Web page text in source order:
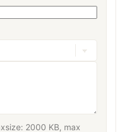
2000 KB, max